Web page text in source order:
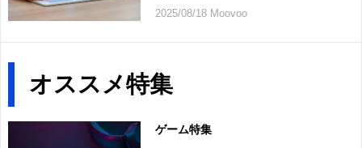
2025/08/18 Moovoo
オススメ特集
ゲーム特集